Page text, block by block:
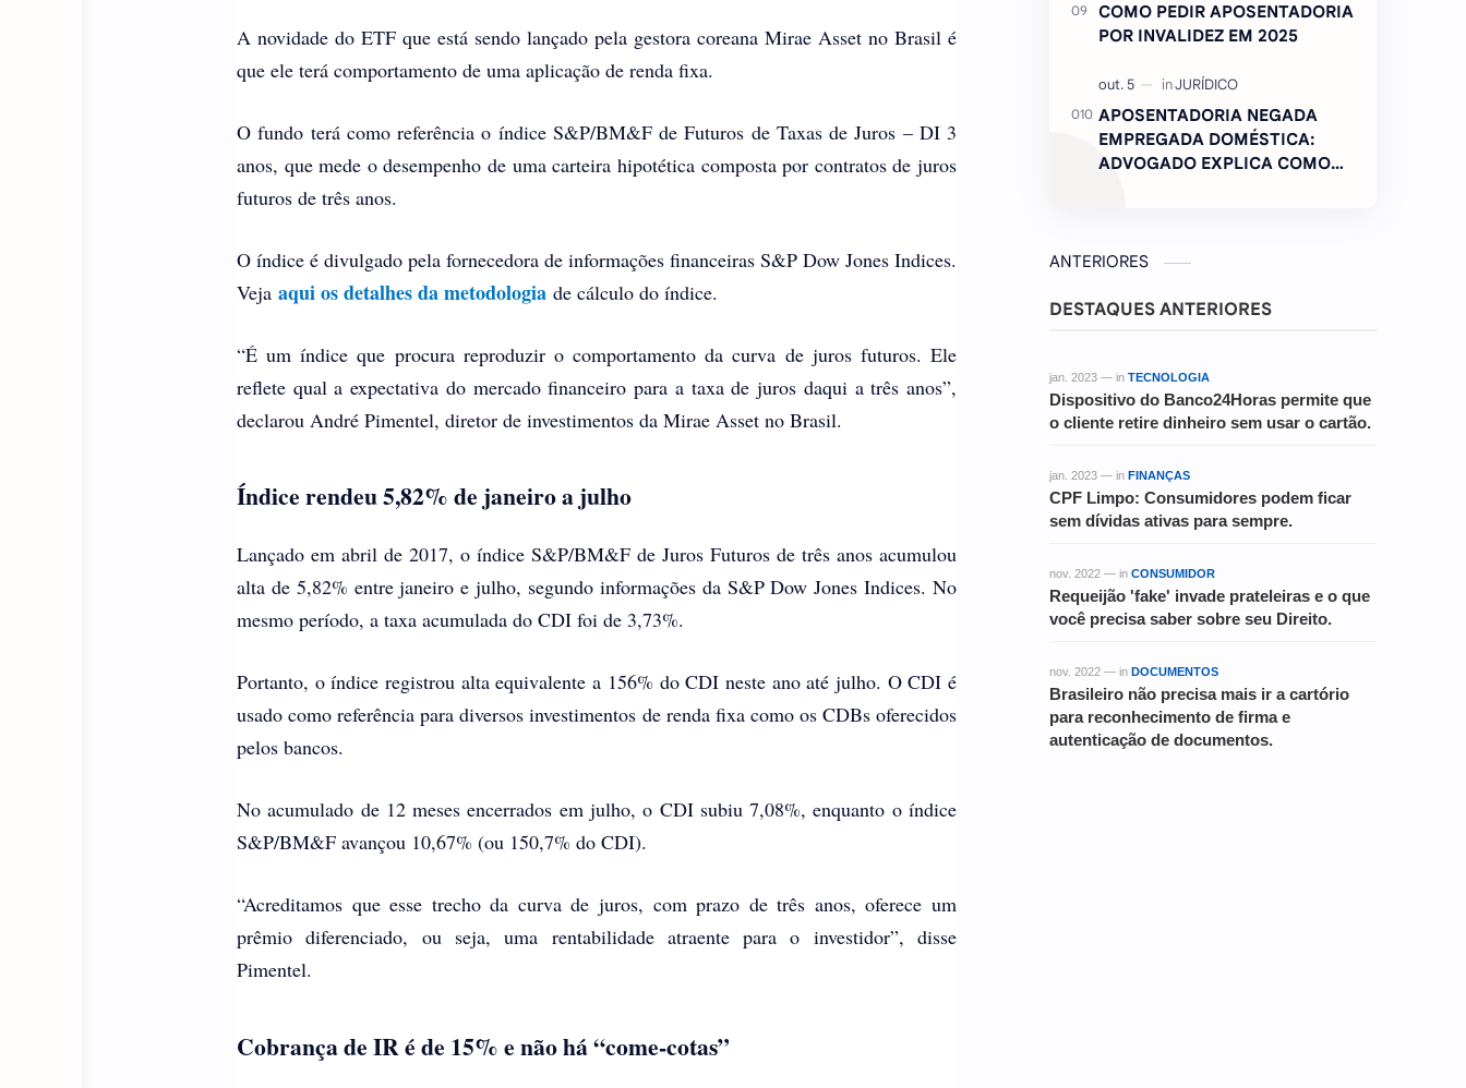
A novidade do ETF que está sendo lançado pela gestora coreana Mirae Asset no Brasil é
que ele terá comportamento de uma aplicação de renda fixa.
O fundo terá como referência o índice S&P/BM&F de Futuros de Taxas de Juros – DI 3
anos, que mede o desempenho de uma carteira hipotética composta por contratos de juros
futuros de três anos.
O índice é divulgado pela fornecedora de informações financeiras S&P Dow Jones Indices.
Veja aqui os detalhes da metodologia de cálculo do índice.
“É um índice que procura reproduzir o comportamento da curva de juros futuros. Ele
reflete qual a expectativa do mercado financeiro para a taxa de juros daqui a três anos”,
declarou André Pimentel, diretor de investimentos da Mirae Asset no Brasil.
Índice rendeu 5,82% de janeiro a julho
Lançado em abril de 2017, o índice S&P/BM&F de Juros Futuros de três anos acumulou
alta de 5,82% entre janeiro e julho, segundo informações da S&P Dow Jones Indices. No
mesmo período, a taxa acumulada do CDI foi de 3,73%.
Portanto, o índice registrou alta equivalente a 156% do CDI neste ano até julho. O CDI é
usado como referência para diversos investimentos de renda fixa como os CDBs oferecidos
pelos bancos.
No acumulado de 12 meses encerrados em julho, o CDI subiu 7,08%, enquanto o índice
S&P/BM&F avançou 10,67% (ou 150,7% do CDI).
“Acreditamos que esse trecho da curva de juros, com prazo de três anos, oferece um
prêmio diferenciado, ou seja, uma rentabilidade atraente para o investidor”, disse
Pimentel.
Cobrança de IR é de 15% e não há “come-cotas”
COMO PEDIR APOSENTADORIA
POR INVALIDEZ EM 2025
APOSENTADORIA NEGADA
EMPREGADA DOMÉSTICA:
ADVOGADO EXPLICA COMO
ANTERIORES
DESTAQUES ANTERIORES
jan. 2023 — in TECNOLOGIA
Dispositivo do Banco24Horas permite que
o cliente retire dinheiro sem usar o cartão.
jan. 2023 — in FINANÇAS
CPF Limpo: Consumidores podem ficar
sem dívidas ativas para sempre.
nov. 2022 — in CONSUMIDOR
Requeijão 'fake' invade prateleiras e o que
você precisa saber sobre seu Direito.
nov. 2022 — in DOCUMENTOS
Brasileiro não precisa mais ir a cartório
para reconhecimento de firma e
autenticação de documentos.